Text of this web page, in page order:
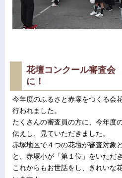
花壇コンクール審査
に！
今年度のふるさと赤塚をつくる会
行われました。
たくさんの審査員の方に、今年度
伝えし、見ていただきました。
赤塚地区で４つの花壇が審査対象
と、赤塚小が「第１位」をいただ
これからもお世話をし、きれいな